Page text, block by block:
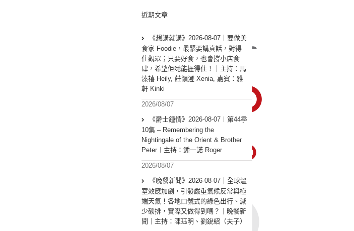
近期文章
《想講就講》2026-08-07｜要做美
食家 Foodie，最緊要講真話，對得
住觀眾；只要好食，也會撐小店食
肆，希望佢哋能捱得住！｜主持：馬
溱禧 Heily, 莊韻澄 Xenia, 嘉賓：雅
軒 Kinki
2026/08/07
《爵士鍾情》2026-08-07︱第44季
10集 – Remembering the
Nightingale of the Orient & Brother
Peter︱主持：鍾一諾 Roger
2026/08/07
《晚餐新聞》2026-08-07｜全球溫
室效應加劇，引發嚴重氣候反常與極
端天氣！各地口號式的綠色出行、減
少碳排，實際又做得到嗎？｜晚餐新
聞｜主持：陳珏明、劉銳紹（夫子）